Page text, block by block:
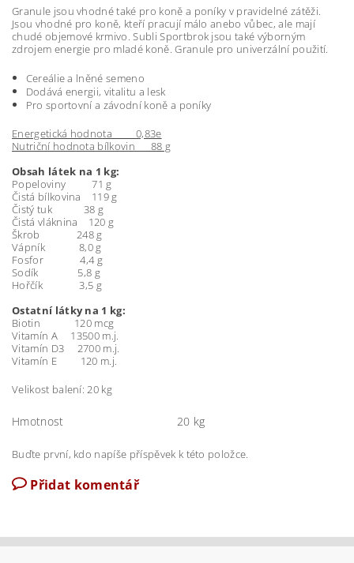
Granule jsou vhodné také pro koně a poníky v pravidelné zátěži.
Jsou vhodné pro koně, kteří pracují málo anebo vůbec, ale mají
chudé objemové krmivo. Subli Sportbrok jsou také výborným
zdrojem energie pro mladé koně. Granule pro univerzální použití.
Cereálie a lněné semeno
Dodává energii, vitalitu a lesk
Pro sportovní a závodní koně a poníky
Energetická hodnota 0,83e
Nutriční hodnota bílkovin 88 g
Obsah látek na 1 kg:
Popeloviny 71 g
Čistá bílkovina 119 g
Čistý tuk 38 g
Čistá vláknina 120 g
Škrob 248 g
Vápník 8,0 g
Fosfor 4,4 g
Sodík 5,8 g
Hořčík 3,5 g
Ostatní látky na 1 kg:
Biotin 120 mcg
Vitamín A 13500 m.j.
Vitamín D3 2700 m.j.
Vitamín E 120 m.j.
Velikost balení: 20 kg
Hmotnost 20 kg
Buďte první, kdo napíše příspěvek k této položce.
Přidat komentář